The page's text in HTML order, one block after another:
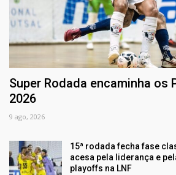
Super Rodada encaminha os
2026
9 ago, 2026
15ª rodada fecha fase
acesa pela liderança e
playoffs na LNF